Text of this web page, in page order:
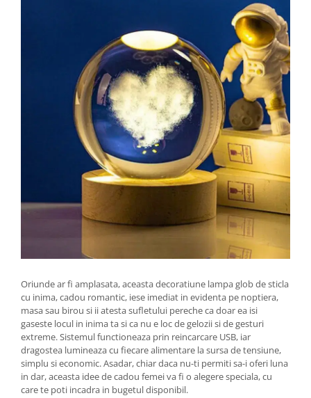
Oriunde ar fi amplasata, aceasta decoratiune lampa glob de sticla
cu inima, cadou romantic, iese imediat in evidenta pe noptiera,
masa sau birou si ii atesta sufletului pereche ca doar ea isi
gaseste locul in inima ta si ca nu e loc de gelozii si de gesturi
extreme. Sistemul functioneaza prin reincarcare USB, iar
dragostea lumineaza cu fiecare alimentare la sursa de tensiune,
simplu si economic. Asadar, chiar daca nu-ti permiti sa-i oferi luna
in dar, aceasta idee de cadou femei va fi o alegere speciala, cu
care te poti incadra in bugetul disponibil.